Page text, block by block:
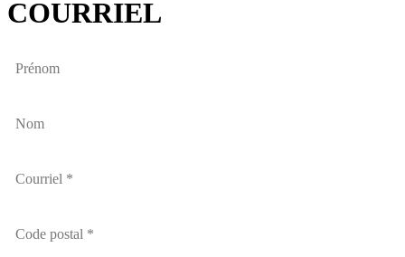
COURRIEL